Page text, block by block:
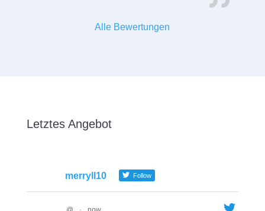
Alle Bewertungen
Letztes Angebot
merryll10 Follow